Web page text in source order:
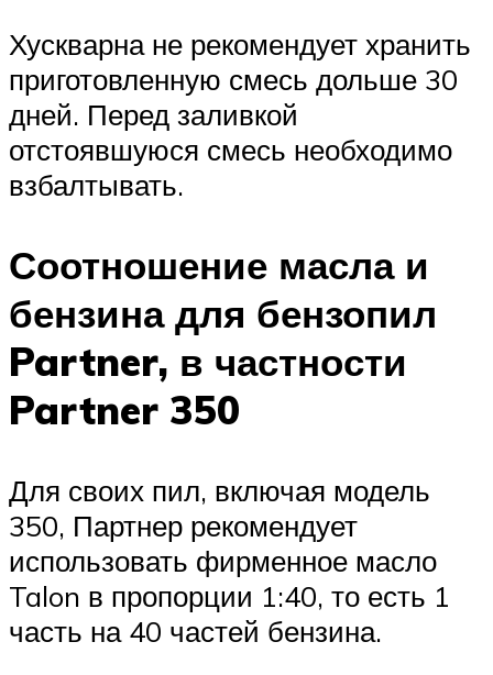
Хускварна не рекомендует хранить
приготовленную смесь дольше 30
дней. Перед заливкой
отстоявшуюся смесь необходимо
взбалтывать.
Соотношение масла и
бензина для бензопил
Partner, в частности
Partner 350
Для своих пил, включая модель
350, Партнер рекомендует
использовать фирменное масло
Talon в пропорции 1:40, то есть 1
часть на 40 частей бензина.